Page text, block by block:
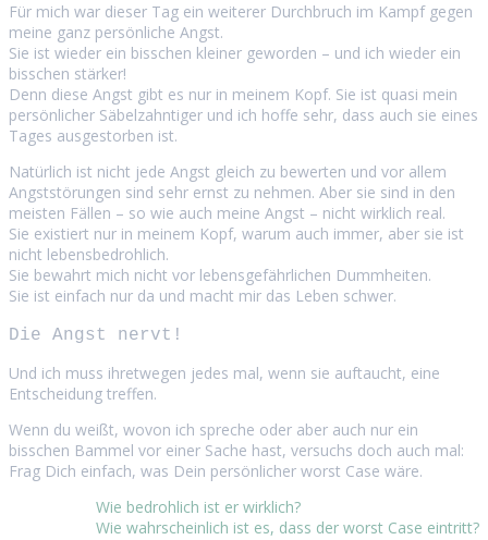
Für mich war dieser Tag ein weiterer Durchbruch im Kampf gegen
meine ganz persönliche Angst.
Sie ist wieder ein bisschen kleiner geworden – und ich wieder ein
bisschen stärker!
Denn diese Angst gibt es nur in meinem Kopf. Sie ist quasi mein
persönlicher Säbelzahntiger und ich hoffe sehr, dass auch sie eines
Tages ausgestorben ist.
Natürlich ist nicht jede Angst gleich zu bewerten und vor allem
Angststörungen sind sehr ernst zu nehmen. Aber sie sind in den
meisten Fällen – so wie auch meine Angst – nicht wirklich real.
Sie existiert nur in meinem Kopf, warum auch immer, aber sie ist
nicht lebensbedrohlich.
Sie bewahrt mich nicht vor lebensgefährlichen Dummheiten.
Sie ist einfach nur da und macht mir das Leben schwer.
Die Angst nervt!
Und ich muss ihretwegen jedes mal, wenn sie auftaucht, eine
Entscheidung treffen.
Wenn du weißt, wovon ich spreche oder aber auch nur ein
bisschen Bammel vor einer Sache hast, versuchs doch auch mal:
Frag Dich einfach, was Dein persönlicher worst Case wäre.
Wie bedrohlich ist er wirklich?
Wie wahrscheinlich ist es, dass der worst Case eintritt?